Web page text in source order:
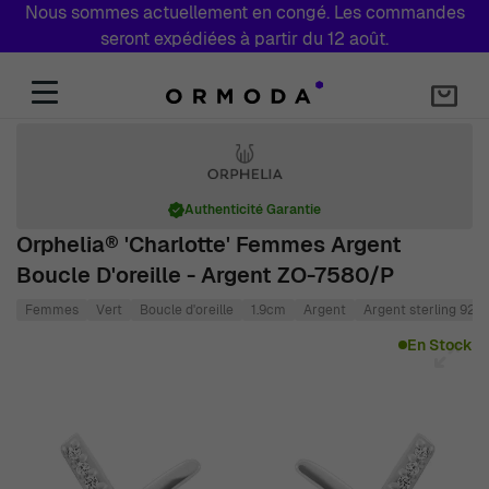
Nous sommes actuellement en congé. Les commandes
seront expédiées à partir du 12 août.
Orphelia® 'Charlotte' Femmes Argent
Boucle D'oreille - Argent ZO-7580/P
Authenticité Garantie
Femmes Vert Boucle d'oreille 1.9cm Argent Argent sterling 925
En Stock